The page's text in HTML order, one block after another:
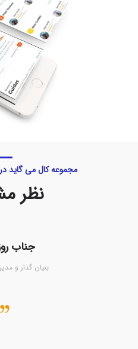
مجموعه کال می گاید
نظر
جناب
بنیان گذار و